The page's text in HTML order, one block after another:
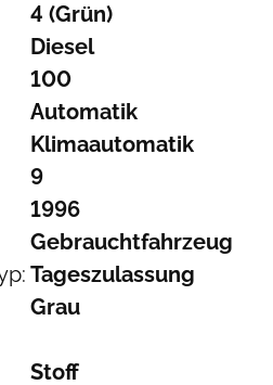
4 (Grün)
Diesel
100
Automatik
Klimaautomatik
9
1996
Gebrauchtfahrzeug
Tageszulassung
Grau
Stoff